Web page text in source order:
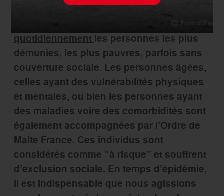
quotidiennement les personnes les plus
démunies, les plus pauvres, parfois sans
couverture sociale. Les personnes âgées,
celles ayant des vulnérabilités physiques
et mentales, ou bien les personnes ayant
des maladies voire des comorbidités sont
également accompagnées par l’Ordre de
Malte France. Ces individus sont
considérés comme “à risque” et souffrent
d’exclusion sociale. En temps d’épidémie,
il est indispensable que nous agissions